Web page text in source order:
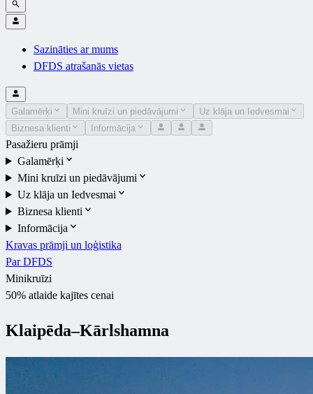
Sazināties ar mums
DFDS atrašanās vietas
Galamērķi Mini kruīzi un piedāvājumi
Uz klāja un Iedvesmai
Biznesa klienti
Informācija
Pasažieru prāmji
Galamērķi
Mini kruīzi un piedāvājumi
Uz klāja un Iedvesmai
Biznesa klienti
Informācija
Kravas prāmji un loģistika
Par DFDS
Minikruīzi
50% atlaide kajītes cenai
Klaipēda–Kārlshamna